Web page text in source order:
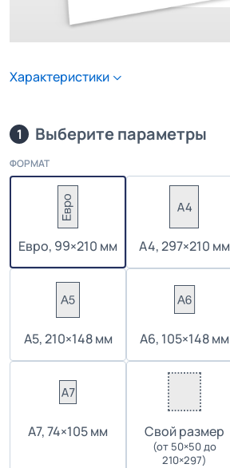
Характеристики
1 Выберите параметры
ФОРМАТ
Евро, 99×210 мм А4, 297×210 мм
А5, 210×148 мм А6, 105×148 мм
А7, 74×105 мм Cвой размер
(от 50×50 до
210×297)